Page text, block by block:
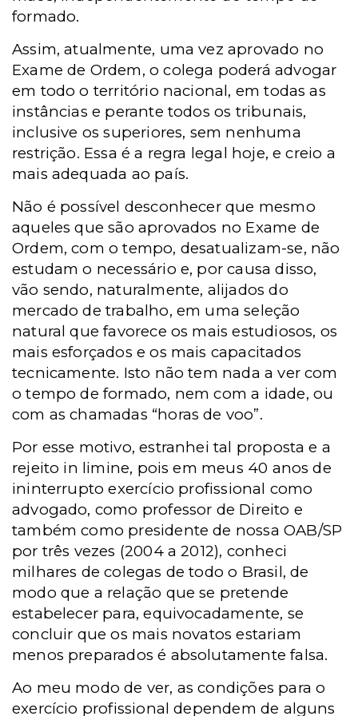
formado.
Assim, atualmente, uma vez aprovado no
Exame de Ordem, o colega poderá advogar
em todo o território nacional, em todas as
instâncias e perante todos os tribunais,
inclusive os superiores, sem nenhuma
restrição. Essa é a regra legal hoje, e creio a
mais adequada ao país.
Não é possível desconhecer que mesmo
aqueles que são aprovados no Exame de
Ordem, com o tempo, desatualizam-se, não
estudam o necessário e, por causa disso,
vão sendo, naturalmente, alijados do
mercado de trabalho, em uma seleção
natural que favorece os mais estudiosos, os
mais esforçados e os mais capacitados
tecnicamente. Isto não tem nada a ver com
o tempo de formado, nem com a idade, ou
com as chamadas “horas de voo”.
Por esse motivo, estranhei tal proposta e a
rejeito in limine, pois em meus 40 anos de
ininterrupto exercício profissional como
advogado, como professor de Direito e
também como presidente de nossa OAB/SP
por três vezes (2004 a 2012), conheci
milhares de colegas de todo o Brasil, de
modo que a relação que se pretende
estabelecer para, equivocadamente, se
concluir que os mais novatos estariam
menos preparados é absolutamente falsa.
Ao meu modo de ver, as condições para o
exercício profissional dependem de alguns